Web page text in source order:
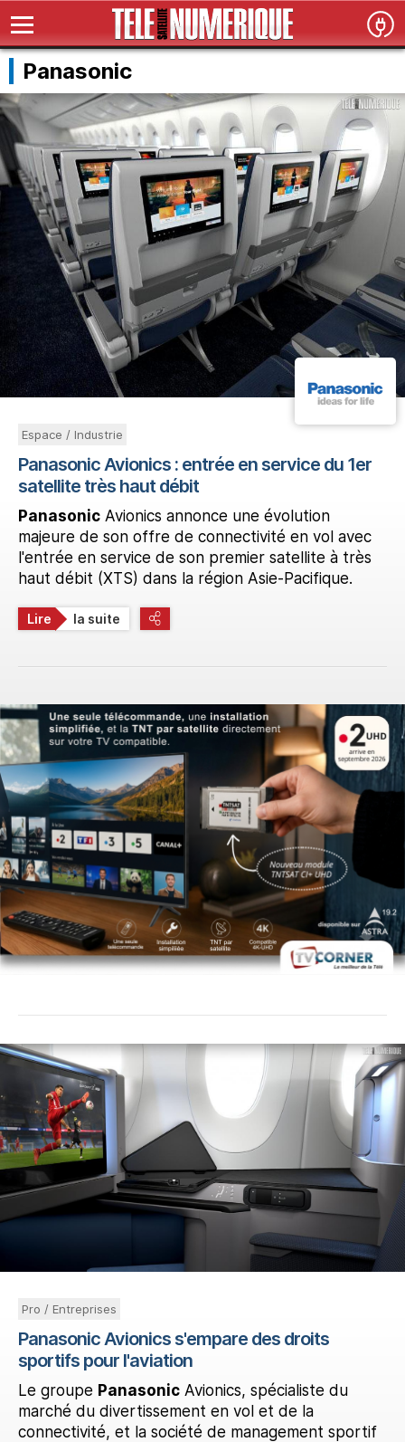
Panasonic
Espace / Industrie
Panasonic Avionics : entrée en service du 1er
satellite très haut débit
Panasonic Avionics annonce une évolution
majeure de son offre de connectivité en vol avec
l'entrée en service de son premier satellite à très
haut débit (XTS) dans la région Asie-Pacifique.
Lire la suite
Pro / Entreprises
Panasonic Avionics s'empare des droits
sportifs pour l'aviation
Le groupe Panasonic Avionics, spécialiste du
marché du divertissement en vol et de la
connectivité, et la société de management sportif